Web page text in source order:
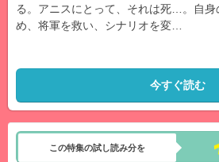
る。アニスにとって、それは死…。自身
め、将軍を救い、シナリオを変
今すぐ読む
この特集の試し読み分を